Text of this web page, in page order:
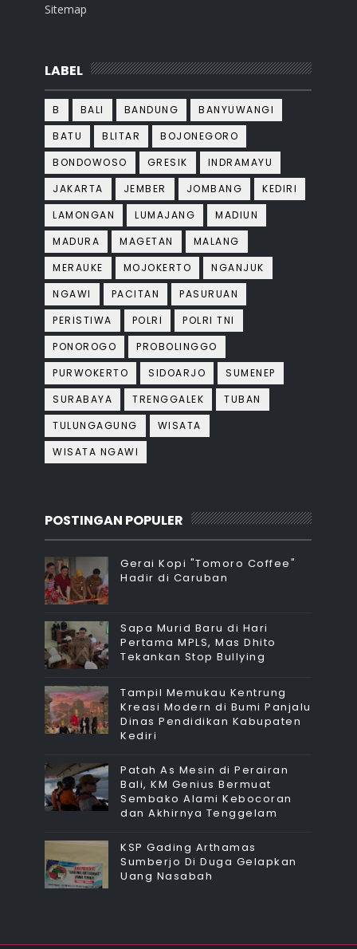
Sitemap
LABEL
B BALI BANDUNG
BANYUWANGI
BATU
BLITAR
BOJONEGORO
BONDOWOSO
GRESIK
INDRAMAYU
JAKARTA
JEMBER JOMBANG
KEDIRI
LAMONGAN
LUMAJANG
MADIUN
MADURA
MAGETAN
MALANG
MERAUKE
MOJOKERTO
NGANJUK
NGAWI
PACITAN
PASURUAN
PERISTIWA
POLRI
POLRI TNI
PONOROGO
PROBOLINGGO
PURWOKERTO
SIDOARJO
SUMENEP
SURABAYA
TRENGGALEK
TUBAN
TULUNGAGUNG
WISATA
WISATA NGAWI
POSTINGAN POPULER
Gerai Kopi "Tomoro Coffee"
Hadir di Caruban
Sapa Murid Baru di Hari
Pertama MPLS, Mas Dhito
Tekankan Stop Bullying
Tampil Memukau Kentrung
Kreasi Modern di Bumi Panjalu
Dinas Pendidikan Kabupaten
Kediri
Patah As Mesin di Perairan
Bali, KM Genius Bermuat
Sembako Alami Kebocoran
dan Akhirnya Tenggelam
KSP Gading Arthamas
Sumberjo Di Duga Gelapkan
Uang Nasabah